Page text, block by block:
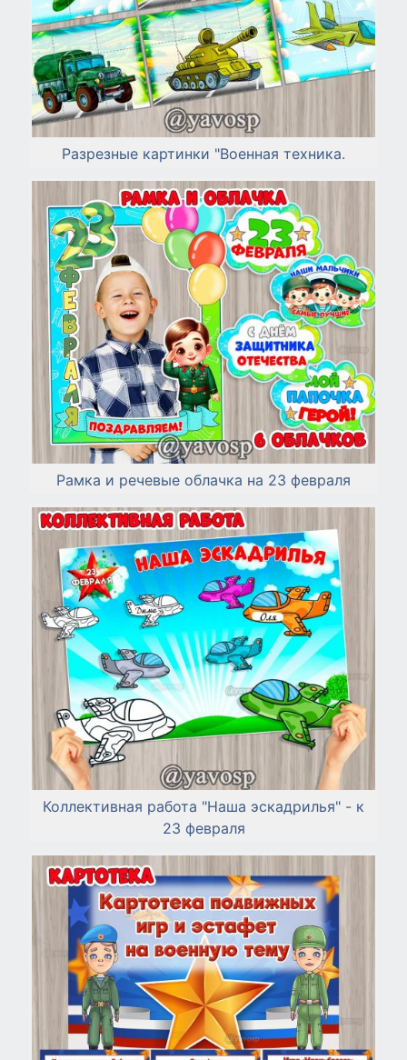
Разрезные картинки "Военная техника.
Рамка и речевые облачка на 23 февраля
Коллективная работа "Наша эскадрилья" - к
23 февраля